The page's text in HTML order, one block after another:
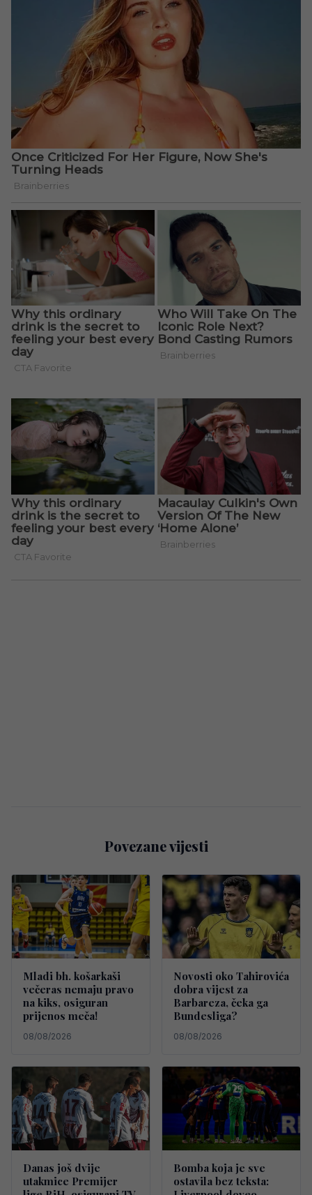
Povezane vijesti
Mladi bh. košarkaši
večeras nemaju pravo
na kiks, osiguran
prijenos meča!
08/08/2026
Novosti oko Tahirovića
dobra vijest za
Barbareza, čeka ga
Bundesliga?
08/08/2026
Danas još dvije
utakmice Premijer
Bomba koja je sve
ostavila bez teksta: